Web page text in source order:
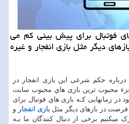
فوتبال برای پیش بینی كم می
دیگر مثل بازی انفجار و غیره
درباره حکم شرعی این بازی انفجار در
جزء محبوب ‌ترین بازی هاي‌ محبوب سایت
زمانهایی کـه بازی هاي‌ فوتبال برای
در بازهای دیگر مثل بازی انفجار و
میکنیم برخی از دنبال کنندگان ما بـه